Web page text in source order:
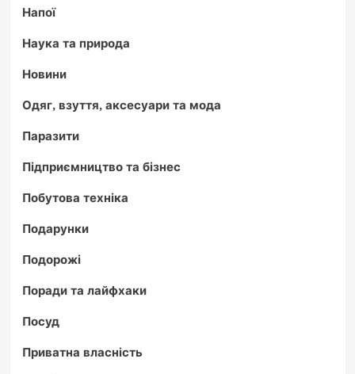
Напої
Наука та природа
Новини
Одяг, взуття, аксесуари та мода
Паразити
Підприємництво та бізнес
Побутова техніка
Подарунки
Подорожі
Поради та лайфхаки
Посуд
Приватна власність